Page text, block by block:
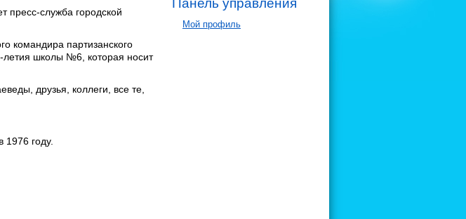
пресс-служба городской
командира партизанского
школы №6, которая носит
друзья, коллеги, все те,
году.
Панель управления
Мой профиль